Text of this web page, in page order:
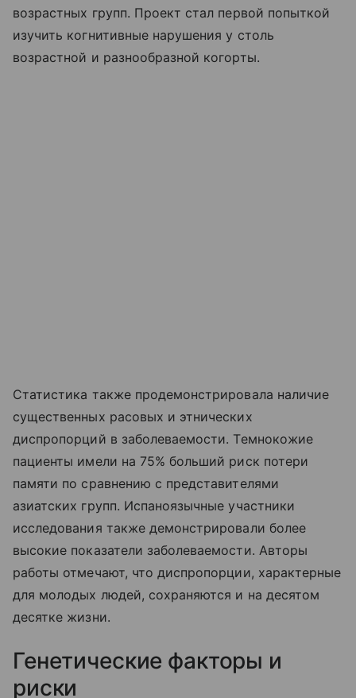
возрастных групп. Проект стал первой попыткой
изучить когнитивные нарушения у столь
возрастной и разнообразной когорты.
Статистика также продемонстрировала наличие
существенных расовых и этнических
диспропорций в заболеваемости. Темнокожие
пациенты имели на 75% больший риск потери
памяти по сравнению с представителями
азиатских групп. Испаноязычные участники
исследования также демонстрировали более
высокие показатели заболеваемости. Авторы
работы отмечают, что диспропорции, характерные
для молодых людей, сохраняются и на десятом
десятке жизни.
Генетические факторы и
риски